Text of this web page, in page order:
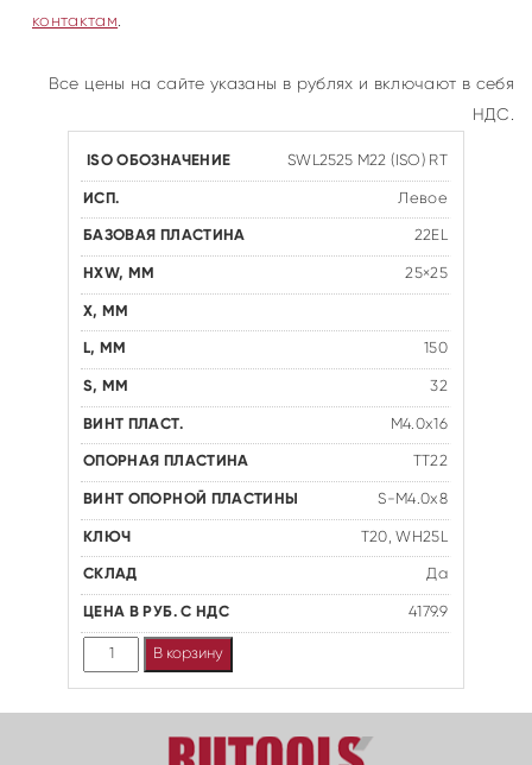
контактам.
Все цены на сайте указаны в рублях и включают в себя
НДС.
SWL2525 M22 (ISO) RT
Левое
22EL
25×25
150
32
M4.0x16
TT22
S-M4.0x8
T20, WH25L
Да
4179.9
КоличествоВ корзину